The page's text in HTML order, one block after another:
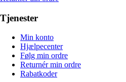
Tjenester
Min konto
Hjælpecenter
Følg min ordre
Returnér min ordre
Rabatkoder